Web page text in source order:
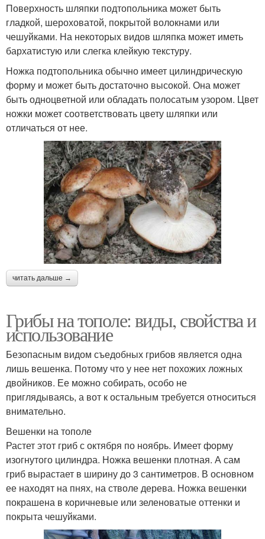
Поверхность шляпки подтопольника может быть
гладкой, шероховатой, покрытой волокнами или
чешуйками. На некоторых видов шляпка может иметь
бархатистую или слегка клейкую текстуру.
Ножка подтопольника обычно имеет цилиндрическую
форму и может быть достаточно высокой. Она может
быть одноцветной или обладать полосатым узором. Цвет
ножки может соответствовать цвету шляпки или
отличаться от нее.
читать дальше →
Грибы на тополе: виды, свойства и
использование
Безопасным видом съедобных грибов является одна
лишь вешенка. Потому что у нее нет похожих ложных
двойников. Ее можно собирать, особо не
приглядываясь, а вот к остальным требуется относиться
внимательно.
Вешенки на тополе
Растет этот гриб с октября по ноябрь. Имеет форму
изогнутого цилиндра. Ножка вешенки плотная. А сам
гриб вырастает в ширину до 3 сантиметров. В основном
ее находят на пнях, на стволе дерева. Ножка вешенки
покрашена в коричневые или зеленоватые оттенки и
покрыта чешуйками.